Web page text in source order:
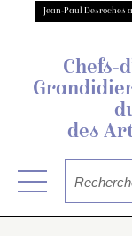
Jean-Paul Desroches
Chefs-
des